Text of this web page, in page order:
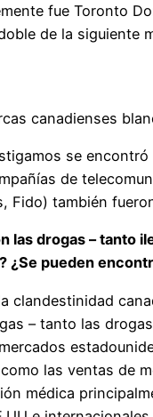
fue Toronto
de la siguiente
canadienses
se encontró
de
Fido) también
las drogas – tanto
¿Se pueden
clandestinidad
– tanto las
las ventas de
médica